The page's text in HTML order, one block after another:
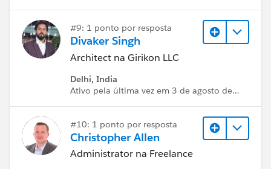
#9: 1 ponto por resposta
Divaker Singh
Architect na Girikon LLC
Delhi, India
Ativo pela última vez em 3 de agosto de
#10: 1 ponto por resposta
Christopher Allen
Administrator na Freelance